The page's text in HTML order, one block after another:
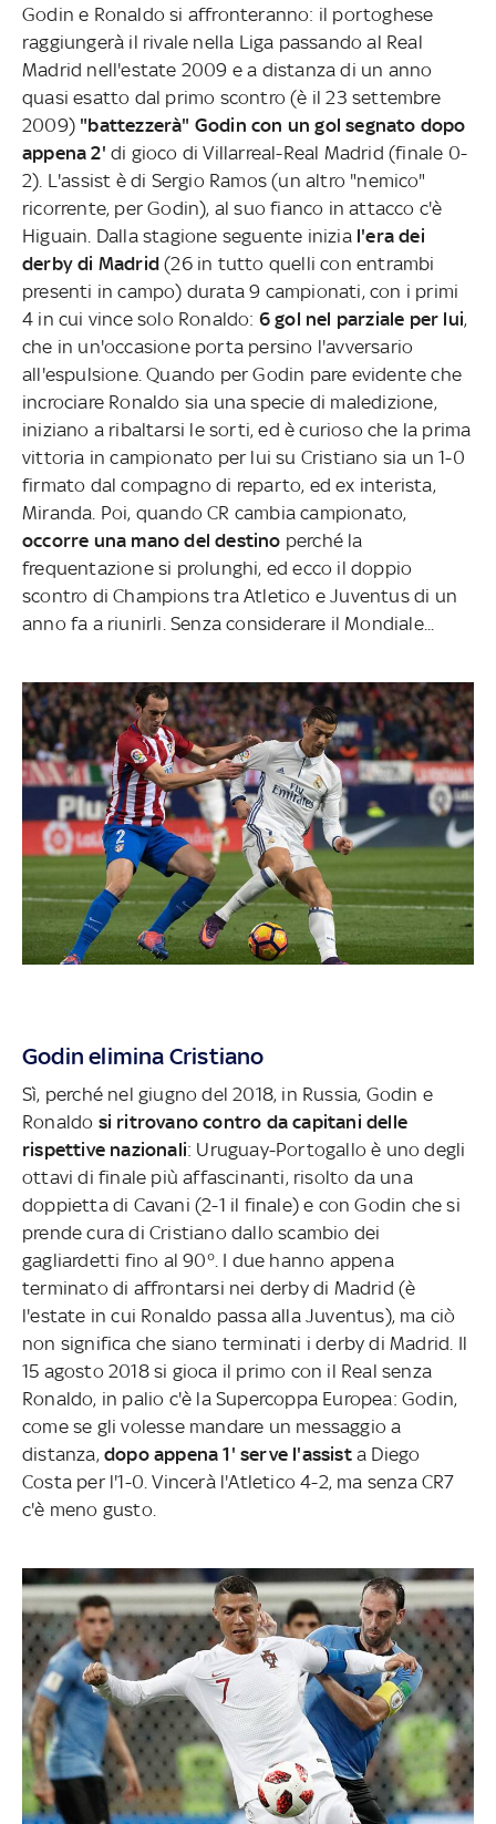
Godin e Ronaldo si affronteranno: il portoghese
raggiungerà il rivale nella Liga passando al Real
Madrid nell'estate 2009 e a distanza di un anno
quasi esatto dal primo scontro (è il 23 settembre
2009) "battezzerà" Godin con un gol segnato dopo
appena 2' di gioco di Villarreal-Real Madrid (finale 0-
2). L'assist è di Sergio Ramos (un altro "nemico"
ricorrente, per Godin), al suo fianco in attacco c'è
Higuain. Dalla stagione seguente inizia l'era dei
derby di Madrid(26 in tutto quelli con entrambi
presenti in campo) durata 9 campionati, con i primi
4 in cui vince solo Ronaldo: 6 gol nel parziale per lui,
che in un'occasione porta persino l'avversario
all'espulsione. Quando per Godin pare evidente che
incrociare Ronaldo sia una specie di maledizione,
iniziano a ribaltarsi le sorti, ed è curioso che la prima
vittoria in campionato per lui su Cristiano sia un 1-0
firmato dal compagno di reparto, ed ex interista,
Miranda. Poi, quando CR cambia campionato,
occorre una mano del destino perché la
frequentazione si prolunghi, ed ecco il doppio
scontro di Champions tra Atletico e Juventus di un
anno fa a riunirli. Senza considerare il Mondiale...
Godin elimina Cristiano
Sì, perché nel giugno del 2018, in Russia, Godin e
Ronaldo si ritrovano contro da capitani delle
rispettive nazionali: Uruguay-Portogallo è uno degli
ottavi di finale più affascinanti, risolto da una
doppietta di Cavani (2-1 il finale) e con Godin che si
prende cura di Cristiano dallo scambio dei
gagliardetti fino al 90°. I due hanno appena
terminato di affrontarsi nei derby di Madrid (è
l'estate in cui Ronaldo passa alla Juventus), ma ciò
non significa che siano terminati i derby di Madrid. Il
15 agosto 2018 si gioca il primo con il Real senza
Ronaldo, in palio c'è la Supercoppa Europea: Godin,
come se gli volesse mandare un messaggio a
distanza, dopo appena 1' serve l'assista Diego
Costa per l'1-0. Vincerà l'Atletico 4-2, ma senza CR7
c'è meno gusto.